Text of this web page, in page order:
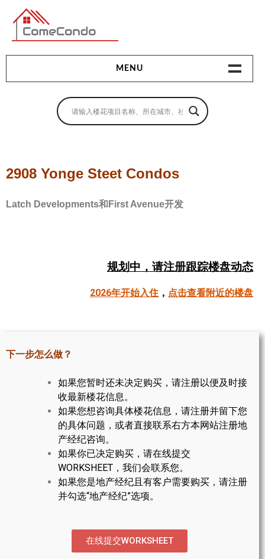
多伦多最新最全的楼花搜索引擎
MENU
地产相关
卖房指南
贷款指南
楼花地图
楼花转让专区
多伦多市中心楼花项目
怡陶碧谷社区介绍
怡陶碧谷楼花项目
2908 Yonge Steet Condos
Latch Developments和First Avenue开发
规划中，请注册跟踪楼盘动态
2026年开始入住 ， 点击查看附近的楼盘
下一步怎么做？
如果您暂时还未决定购买，请注册以便及时接
收最新楼花信息。
如果您想咨询具体楼花信息，请注册并留下您
的具体问题，或者直接联系右方本网站注册地
产经纪咨询。
如果你已决定购买，请在线提交
WORKSHEET，我们会联系您。
如果您是地产经纪且有客户需要购买，请注册
并勾选“地产经纪”选项。
在线提交WORKSHEET